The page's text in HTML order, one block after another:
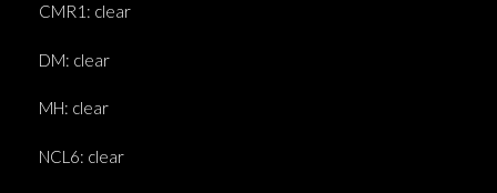
CMR1: clear
DM: clear
MH: clear
NCL6: clear